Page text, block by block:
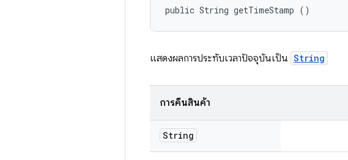
public String getTimeStamp ()
แสดงผลการประทับเวลาปัจจุบันเป็น String
การคืนสินค้า
String